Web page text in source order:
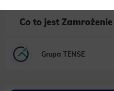
Functionality
Co to jest
Grupa TENSE